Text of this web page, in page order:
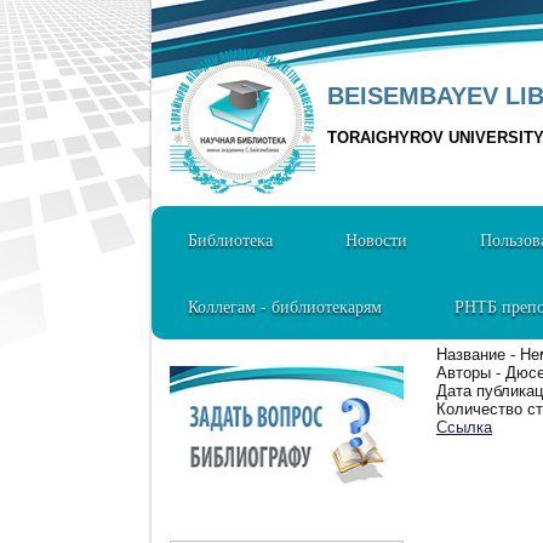
BEISEMBAYEV
TORAIGHYROV UNIVERSITY
Библиотека Новости
Коллегам - библиотекарям РНТБ
Название -
Авторы -
Дата
Количество
Ссылка